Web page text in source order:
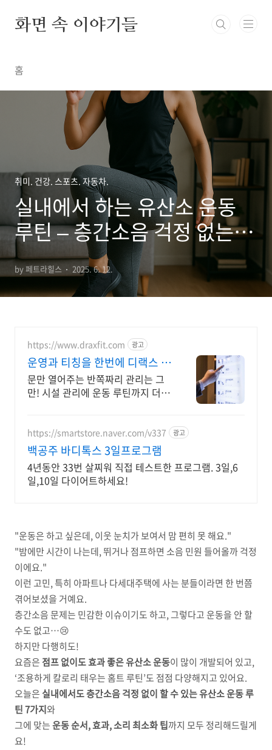
화면 속 이야기들
홈
취미. 건강. 스포츠. 자동차.
실내에서 하는 유산소 운동
루틴 – 층간소음 걱정 없는 홈
트 모음
by 페트라힐스 2025. 6. 12.
https://www.draxfit.com 광고
운영과 티칭을 한번에 디랙스 로
그인하면 루틴이 딱!
문만 열어주는 반쪽짜리 관리는 그
만! 시설 관리에 운동 루틴까지 더한
https://smartstore.naver.com/v337 광고
백공주 바디톡스 3일프로그램
4년동안 33번 살찌워 직접 테스트한 프로그램. 3일,6
일,10일 다이어트하세요!
"운동은 하고 싶은데, 이웃 눈치가 보여서 맘 편히 못 해요."
"밤에만 시간이 나는데, 뛰거나 점프하면 소음 민원 들어올까 걱정
이에요."
이런 고민, 특히 아파트나 다세대주택에 사는 분들이라면 한 번쯤
겪어보셨을 거예요.
층간소음 문제는 민감한 이슈이기도 하고, 그렇다고 운동을 안 할
수도 없고…😢
하지만 다행히도!
요즘은 점프 없이도 효과 좋은 유산소 운동이 많이 개발되어 있고,
‘조용하게 칼로리 태우는 홈트 루틴’도 점점 다양해지고 있어요.
오늘은 실내에서도 층간소음 걱정 없이 할 수 있는 유산소 운동 루
틴 7가지와
그에 맞는운동 순서, 효과, 소리 최소화 팁까지 모두 정리해드릴게
요!